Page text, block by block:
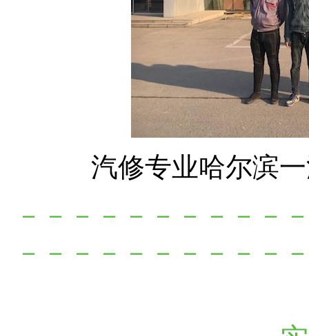
汽修专业哈尔滨
－－－－－－－－－－
－－－－－－－－－－